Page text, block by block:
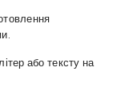
або тексту на